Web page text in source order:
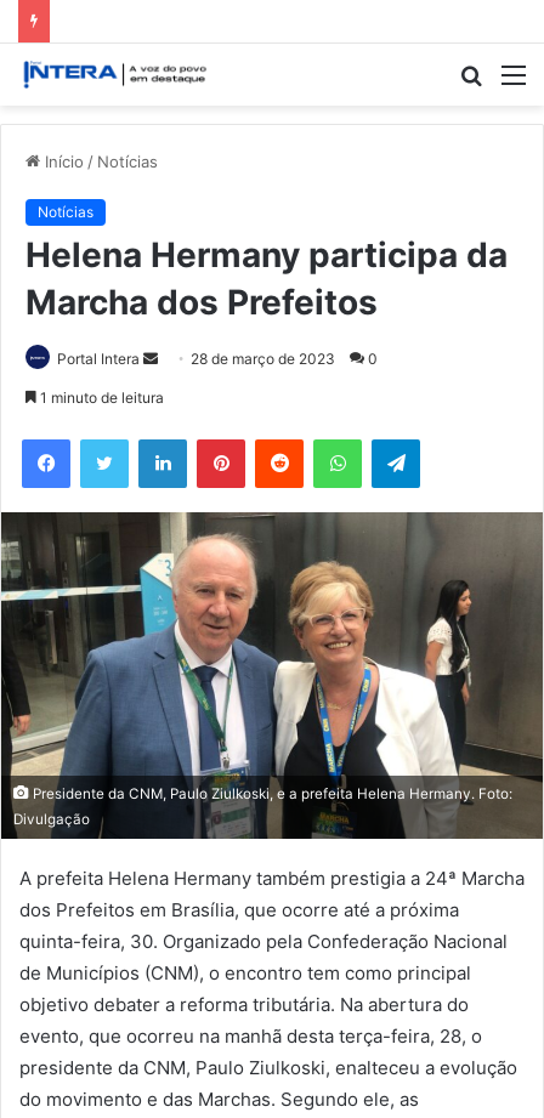
Início / Notícias
Notícias
Helena Hermany participa da
Marcha dos Prefeitos
Portal Intera
Mande
mail
28 de março de 2023 0
1 minuto de leitura
FacebookTwitter LinkedinPinterestReddit WhatsAppTelegram
Presidente da CNM, Paulo Ziulkoski, e a prefeita Helena Hermany. Foto:
Divulgação
A prefeita Helena Hermany também prestigia a 24ª Marcha
dos Prefeitos em Brasília, que ocorre até a próxima
quinta-feira, 30. Organizado pela Confederação Nacional
de Municípios (CNM), o encontro tem como principal
objetivo debater a reforma tributária. Na abertura do
evento, que ocorreu na manhã desta terça-feira, 28, o
presidente da CNM, Paulo Ziulkoski, enalteceu a evolução
do movimento e das Marchas. Segundo ele, as